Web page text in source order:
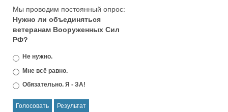
Мы проводим постоянный опрос:
Нужно ли объединяться
ветеранам Вооруженных Сил
РФ?
Не нужно.
Мне всё равно.
Обязательно. Я - ЗА!